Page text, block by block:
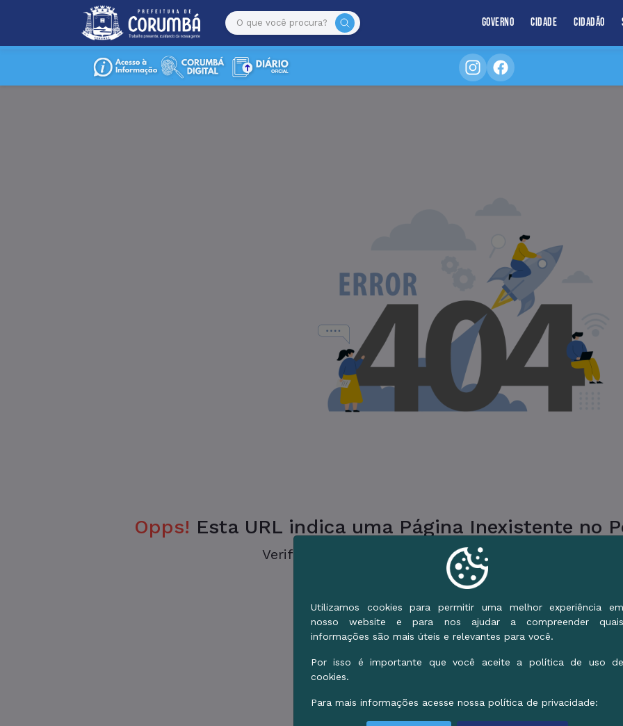
Governo Cidade Cidadão
Opps! Esta URL indica uma Página Inexistente no
Verifique a URL ou vá para o Início e use o Menu de
Voltar ao Início
Utilizamos cookies para permitir uma melhor experiência em
nosso website e para nos ajudar a compreender quais
informações são mais úteis e relevantes para você.
Por isso é importante que você aceite a política de uso de
cookies.
Para mais informações acesse nossa política de privacidade: